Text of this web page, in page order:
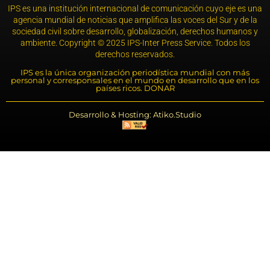
IPS es una institución internacional de comunicación cuyo eje es una
agencia mundial de noticias que amplifica las voces del Sur y de la
sociedad civil sobre desarrollo, globalización, derechos humanos y
ambiente. Copyright © 2025 IPS-Inter Press Service. Todos los
derechos reservados.
IPS es la única organización periodística mundial con más
personal y corresponsales en el mundo en desarrollo que en los
países ricos. DONAR
Desarrollo & Hosting: Atiko.Studio